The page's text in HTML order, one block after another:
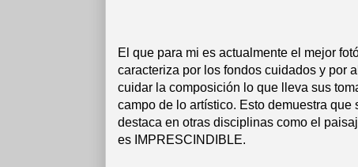
El que para mi es actualmente el mejor
caracteriza por los fondos cuidados y por
cuidar la composición lo que lleva sus
campo de lo artístico. Esto demuestra
destaca en otras disciplinas como el
es IMPRESCINDIBLE.